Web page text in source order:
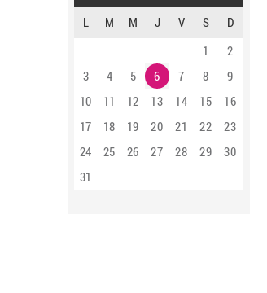
L M M J V S
D
1
2
3
4 5 6 7 8
9
10
11 12 13 14 15
16
17
18 19 20 21 22
23
24
25 26 27 28 29
30
31